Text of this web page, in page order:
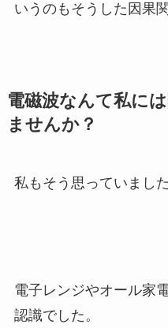
いうのもそうした因果
電磁波なんて私に
ませんか？
私もそう思っていました
電子レンジやオール家
認識でした。